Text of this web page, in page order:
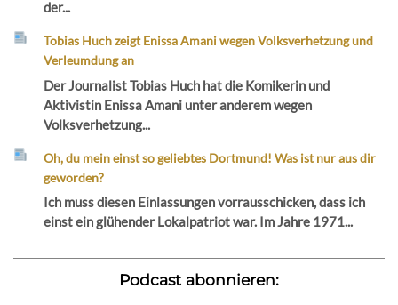
der...
Tobias Huch zeigt Enissa Amani wegen Volksverhetzung und
Verleumdung an
Der Journalist Tobias Huch hat die Komikerin und
Aktivistin Enissa Amani unter anderem wegen
Volksverhetzung...
Oh, du mein einst so geliebtes Dortmund! Was ist nur aus dir
geworden?
Ich muss diesen Einlassungen vorrausschicken, dass ich
einst ein glühender Lokalpatriot war. Im Jahre 1971...
Podcast abonnieren: